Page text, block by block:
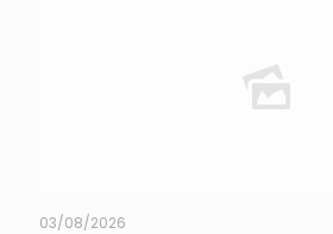
03/08/2026